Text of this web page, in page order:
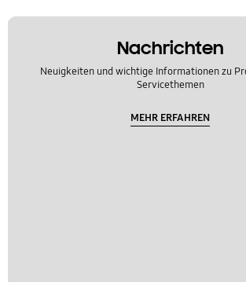
Nachrichten
Neuigkeiten und wichtige Informationen zu
Servicethemen
MEHR ERFAHREN